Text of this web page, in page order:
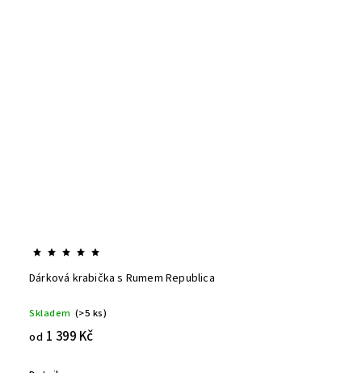
Dárková krabička s Rumem Republica
Skladem (>5 ks)
od 1 399 Kč